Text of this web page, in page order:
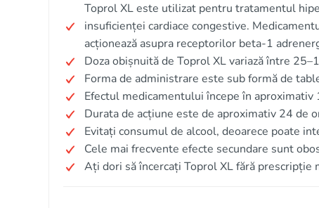
Toprol XL este utilizat pentru tratamentul
insuficienței cardiace congestive.
acționează asupra receptorilor beta-1
Doza obișnuită de Toprol XL variază între
Forma de administrare este sub formă de
Efectul medicamentului începe în aproximativ
Durata de acțiune este de aproximativ 24 de
Evitați consumul de alcool, deoarece poate
Cele mai frecvente efecte secundare sunt
Ați dori să încercați Toprol XL fără prescripție